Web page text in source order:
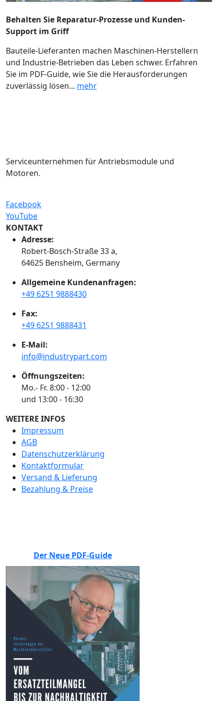
Behalten Sie Reparatur-Prozesse und Kunden-
Support im Griff
Bauteile-Lieferanten machen Maschinen-Herstellern
und Industrie-Betrieben das Leben schwer. Erfahren
Sie im PDF-Guide, wie Sie die Herausforderungen
zuverlässig lösen... mehr
Serviceunternehmen für Antriebsmodule und
Motoren.
Facebook
YouTube
KONTAKT
Adresse:
Robert-Bosch-Straße 33 a,
64625 Bensheim, Germany
Allgemeine Kundenanfragen:
+49 6251 9888430
Fax:
+49 6251 9888431
E-Mail:
info@industrypart.com
Öffnungszeiten:
Mo.- Fr. 8:00 - 12:00
und 13:00 - 16:30
WEITERE INFOS
Impressum
AGB
Datenschutzerklärung
Kontaktformular
Versand & Lieferung
Bezahlung & Preise
Der Neue PDF-Guide